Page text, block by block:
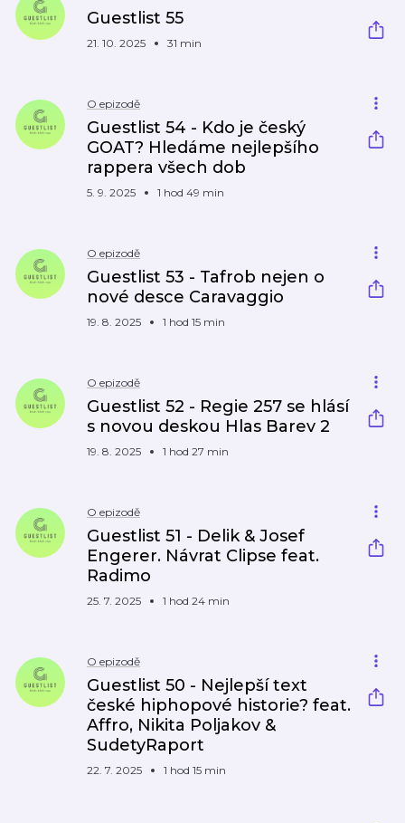
Guestlist 55
21. 10. 2025 31 min
O epizodě
Guestlist 54 - Kdo je český
GOAT? Hledáme nejlepšího
rappera všech dob
5. 9. 2025 1 hod 49 min
O epizodě
Guestlist 53 - Tafrob nejen o
nové desce Caravaggio
19. 8. 2025 1 hod 15 min
O epizodě
Guestlist 52 - Regie 257 se hlásí
s novou deskou Hlas Barev 2
19. 8. 2025 1 hod 27 min
O epizodě
Guestlist 51 - Delik & Josef
Engerer. Návrat Clipse feat.
Radimo
25. 7. 2025 1 hod 24 min
O epizodě
Guestlist 50 - Nejlepší text
české hiphopové historie? feat.
Affro, Nikita Poljakov &
SudetyRaport
22. 7. 2025 1 hod 15 min